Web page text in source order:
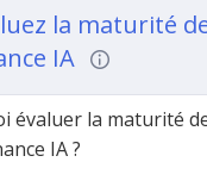
pas de modèles
vous donne :
(matrice RACI,
(communication,
la maturité
IA
évaluer la maturité
IA ?